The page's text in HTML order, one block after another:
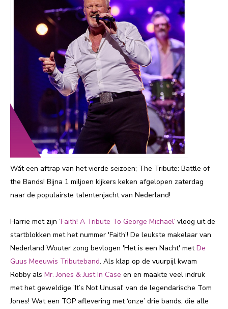
Wát een aftrap van het vierde seizoen; The Tribute: Battle of
the Bands! Bijna 1 miljoen kijkers keken afgelopen zaterdag
naar de populairste talentenjacht van Nederland!
Harrie met zijn ‘Faith! A Tribute To George Michael’ vloog uit de
startblokken met het nummer 'Faith'! De leukste makelaar van
Nederland Wouter zong bevlogen 'Het is een Nacht' metDe
Guus Meeuwis Tributeband. Als klap op de vuurpijl kwam
Robby als Mr. Jones & Just In Case en en maakte veel indruk
met het geweldige 'It’s Not Unusal' van de legendarische Tom
Jones! Wat een TOP aflevering met ‘onze’ drie bands, die alle